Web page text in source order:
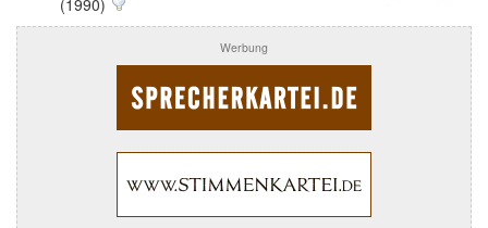
(1990)
Werbung